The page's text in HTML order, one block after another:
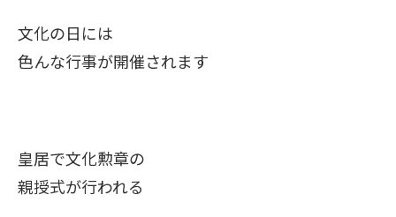
文化の日には
色んな行事が開催されます
皇居で文化勲章の
親授式が行われる